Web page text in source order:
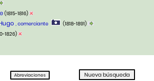
(1815-1816)
, comerciante (1818-1891)
1826)